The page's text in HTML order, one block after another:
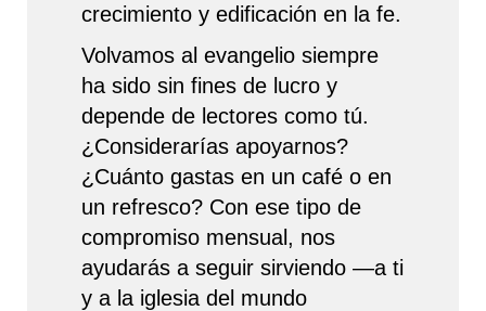
crecimiento y edificación en la fe.
Volvamos al evangelio siempre
ha sido sin fines de lucro y
depende de lectores como tú.
¿Considerarías apoyarnos?
¿Cuánto gastas en un café o en
un refresco? Con ese tipo de
compromiso mensual, nos
ayudarás a seguir sirviendo —a ti
y a la iglesia del mundo